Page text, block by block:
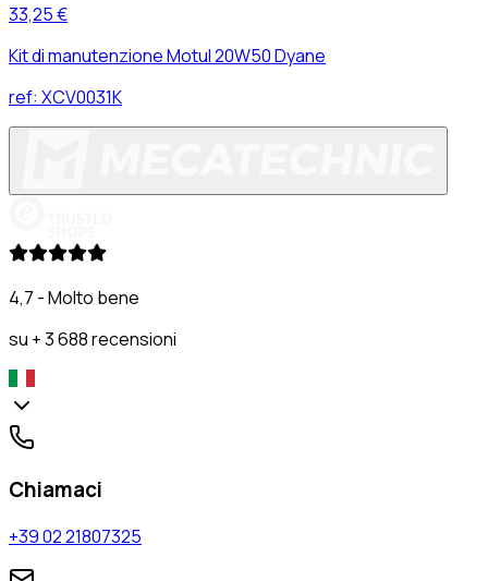
33,25 €
Kit di manutenzione Motul 20W50 Dyane
ref: XCV0031K
4,7 - Molto bene
su + 3 688 recensioni
Chiamaci
+39 02 21807325